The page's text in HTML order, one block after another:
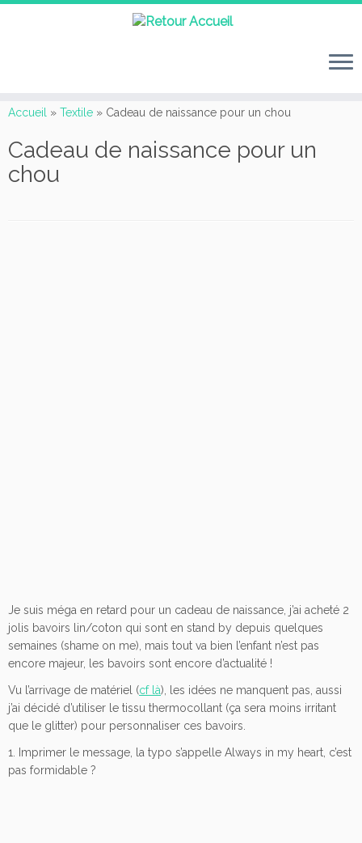
auAccueil » Textile » Cadeau de naissance pour un chou
Cadeau de naissance pour un
chou
Je suis méga en retard pour un cadeau de naissance, j’ai acheté 2
jolis bavoirs lin/coton qui sont en stand by depuis quelques
semaines (shame on me), mais tout va bien l’enfant n’est pas
encore majeur, les bavoirs sont encore d’actualité !
Vu l’arrivage de matériel (cf là), les idées ne manquent pas, aussi
j’ai décidé d’utiliser le tissu thermocollant (ça sera moins irritant
que le glitter) pour personnaliser ces bavoirs.
1. Imprimer le message, la typo s’appelle Always in my heart, c’est
pas formidable ?